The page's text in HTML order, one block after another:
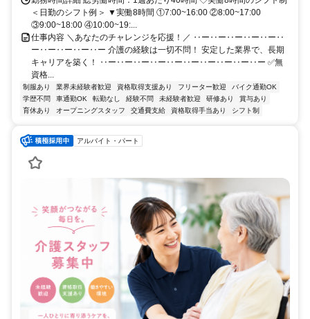
＜日勤のシフト例＞ ▼実働8時間 ①7:00~16:00 ②8:00~17:00
③9:00~18:00 ④10:00~19:...
仕事内容 ＼あなたのチャレンジを応援！／ ‥ー‥ー‥ー‥ー‥ー‥
ー‥ー‥ー‥ー‥ー 介護の経験は一切不問！ 安定した業界で、長期
キャリアを築く！ ‥ー‥ー‥ー‥ー‥ー‥ー‥ー‥ー‥ー‥ー ✅無
資格...
制服あり 業界未経験者歓迎 資格取得支援あり フリーター歓迎
バイク通勤OK
学歴不問
車通勤OK 転勤なし 経験不問 未経験者歓迎 研修あり
賞与あり
育休あり
オープニングスタッフ 交通費支給 資格取得手当あり シフト制
アルバイト・パート